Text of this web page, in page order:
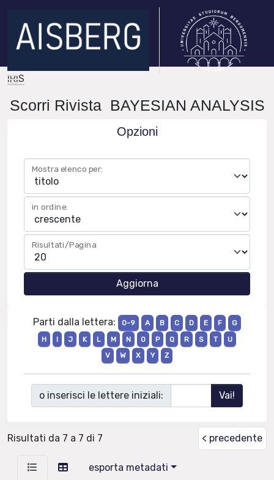
IRIS
Scorri Rivista BAYESIAN ANALYSIS
Opzioni
Mostra elenco per:
in ordine:
Risultati/Pagina
Parti dalla lettera: 0-9 A B C D E F
G
H
I J K L M N O P Q R S T
U
V
W X Y Z
o inserisci le lettere iniziali:
Risultati da 7 a 7 di 7 < precedente
esporta metadati